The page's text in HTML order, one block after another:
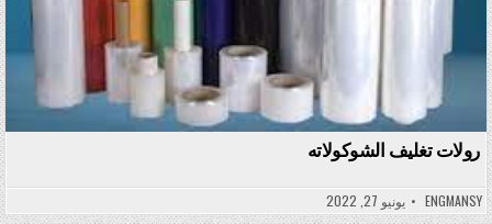
رولات تغليف الشوكولاته
ENGMANSY يونيو 27, 2022